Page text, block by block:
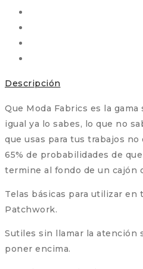
Descripción
Que Moda Fabrics es la
igual ya lo sabes, lo que no
que usas para tus trabajos
65% de probabilidades de
termine al fondo de un cajón
Telas básicas para utilizar en
Patchwork.
Sutiles sin llamar la atención
poner encima.